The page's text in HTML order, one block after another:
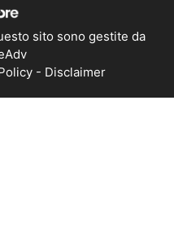
sito sono gestite da
- Disclaimer